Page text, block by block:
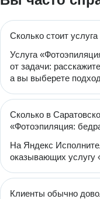
Сколько стоит
Услуга
от задачи:
а вы выберете
Сколько в
«Фотоэпиляция:
На Яндекс
оказывающих услугу
Клиенты обычно